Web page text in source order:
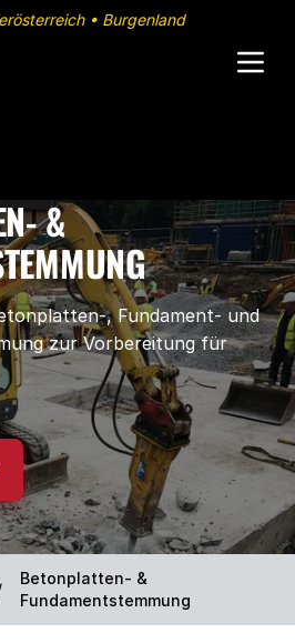
• Burgenland
&
, Fundament- und
zur Vorbereitung für
Betonplatten- &
Fundamentstemmung